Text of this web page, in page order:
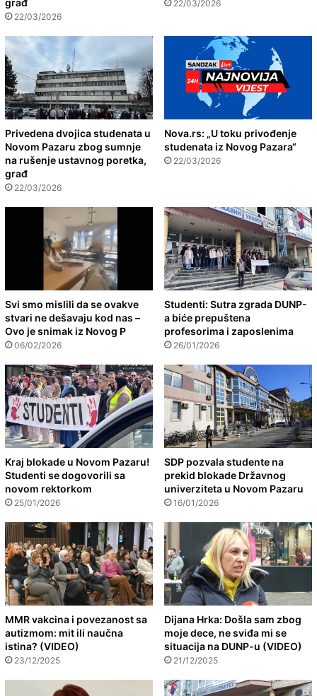
građ
22/03/2026
22/03/2026
Privedena dvojica studenata u
Novom Pazaru zbog sumnje
na rušenje ustavnog poretka,
građ
22/03/2026
Nova.rs: „U toku privođenje
studenata iz Novog Pazara“
22/03/2026
Svi smo mislili da se ovakve
stvari ne dešavaju kod nas –
Ovo je snimak iz Novog P
06/02/2026
Studenti: Sutra zgrada DUNP-
a biće prepuštena
profesorima i zaposlenima
26/01/2026
Kraj blokade u Novom Pazaru!
Studenti se dogovorili sa
novom rektorkom
25/01/2026
SDP pozvala studente na
prekid blokade Državnog
univerziteta u Novom Pazaru
16/01/2026
MMR vakcina i povezanost sa
autizmom: mit ili naučna
istina? (VIDEO)
23/12/2025
Dijana Hrka: Došla sam zbog
moje dece, ne sviđa mi se
situacija na DUNP-u (VIDEO)
21/12/2025